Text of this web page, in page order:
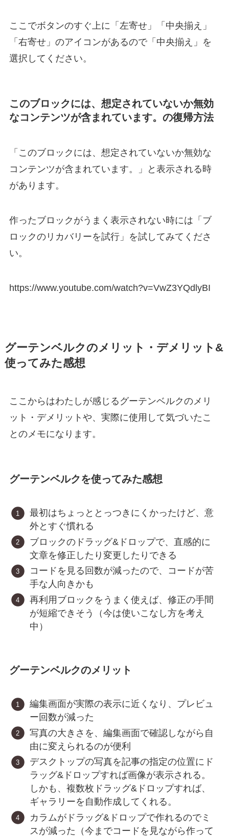
ここでボタンのすぐ上に「左寄せ」「中央揃え」
「右寄せ」のアイコンがあるので「中央揃え」を
選択してください。
このブロックには、想定されていないか無効
なコンテンツが含まれています。の復帰方法
「このブロックには、想定されていないか無効な
コンテンツが含まれています。」と表示される時
があります。
作ったブロックがうまく表示されない時には「ブ
ロックのリカバリーを試行」を試してみてくださ
い。
https://www.youtube.com/watch?v=VwZ3YQdlyBI
グーテンベルクのメリット・デメリット&
使ってみた感想
ここからはわたしが感じるグーテンベルクのメリ
ット・デメリットや、実際に使用して気づいたこ
とのメモになります。
グーテンベルクを使ってみた感想
最初はちょっととっつきにくかったけど、意
外とすぐ慣れる
ブロックのドラッグ&ドロップで、直感的に
文章を修正したり変更したりできる
コードを見る回数が減ったので、コードが苦
手な人向きかも
再利用ブロックをうまく使えば、修正の手間
が短縮できそう（今は使いこなし方を考え
中）
グーテンベルクのメリット
編集画面が実際の表示に近くなり、プレビュ
ー回数が減った
写真の大きさを、編集画面で確認しながら自
由に変えられるのが便利
デスクトップの写真を記事の指定の位置にド
ラッグ&ドロップすれば画像が表示される。
しかも、複数枚ドラッグ&ドロップすれば、
ギャラリーを自動作成してくれる。
カラムがドラッグ&ドロップで作れるのでミ
スが減った（今までコードを見ながら作って